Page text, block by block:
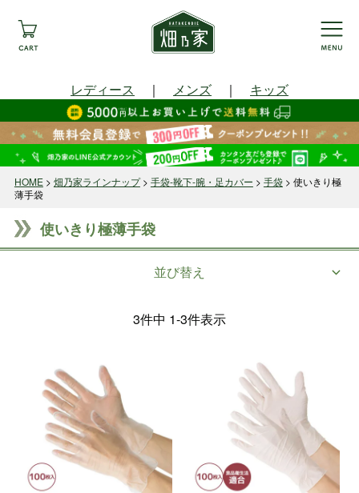
レディース ｜ メンズ ｜ キッズ
HOME 畑乃家ラインナップ 手袋-靴下-腕・足カバー 手袋
使いきり極
薄手袋
使いきり極薄手袋
並び替え
3件中 1-3件表示